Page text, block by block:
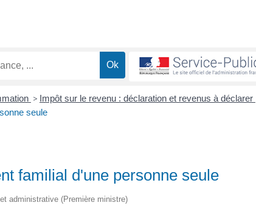
> Impôt sur le revenu : déclaration et revenus à déclarer
seule
familial d'une personne seule
administrative (Première ministre)